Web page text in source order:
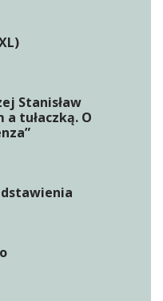
Stanisław
a tułaczką. O